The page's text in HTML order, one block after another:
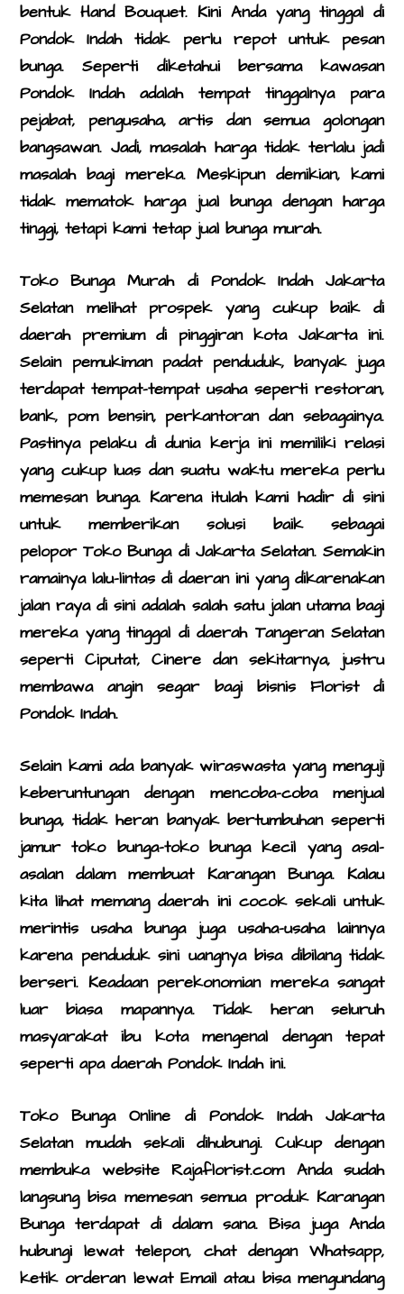
bentuk Hand Bouquet. Kini Anda yang tinggal di
Pondok Indah tidak perlu repot untuk pesan
bunga. Seperti diketahui bersama kawasan
Pondok Indah adalah tempat tinggalnya para
pejabat, pengusaha, artis dan semua golongan
bangsawan. Jadi, masalah harga tidak terlalu jadi
masalah bagi mereka. Meskipun demikian, kami
tidak mematok harga jual bunga dengan harga
tinggi, tetapi kami tetap jual bunga murah.
Toko Bunga Murah di Pondok Indah Jakarta
Selatanmelihat prospek yang cukup baik di
daerah premium di pinggiran kota Jakarta ini.
Selain pemukiman padat penduduk, banyak juga
terdapat tempat-tempat usaha seperti restoran,
bank, pom bensin, perkantoran dan sebagainya.
Pastinya pelaku di dunia kerja ini memiliki relasi
yang cukup luas dan suatu waktu mereka perlu
memesan bunga. Karena itulah kami hadir di sini
untuk memberikan solusi baik sebagai
peloporToko Bunga di Jakarta Selatan. Semakin
ramainya lalu-lintas di daeran ini yang dikarenakan
jalan raya di sini adalah salah satu jalan utama bagi
mereka yang tinggal di daerah Tangeran Selatan
seperti Ciputat, Cinere dan sekitarnya, justru
membawa angin segar bagi bisnis Florist di
Pondok Indah.
Selain kami ada banyak wiraswasta yang menguji
keberuntungan dengan mencoba-coba menjual
bunga, tidak heran banyak bertumbuhan seperti
jamur toko bunga-toko bunga kecil yang asal-
asalan dalam membuat Karangan Bunga. Kalau
kita lihat memang daerah ini cocok sekali untuk
merintis usaha bunga juga usaha-usaha lainnya
karena penduduk sini uangnya bisa dibilang tidak
berseri. Keadaan perekonomian mereka sangat
luar biasa mapannya. Tidak heran seluruh
masyarakat ibu kota mengenal dengan tepat
seperti apa daerah Pondok Indah ini.
Toko Bunga Online di Pondok Indah Jakarta
Selatanmudah sekali dihubungi. Cukup dengan
membuka website Rajaflorist.com Anda sudah
langsung bisa memesan semua produk Karangan
Bunga terdapat di dalam sana. Bisa juga Anda
hubungi lewat telepon, chat dengan Whatsapp,
ketik orderan lewat Email atau bisa mengundang